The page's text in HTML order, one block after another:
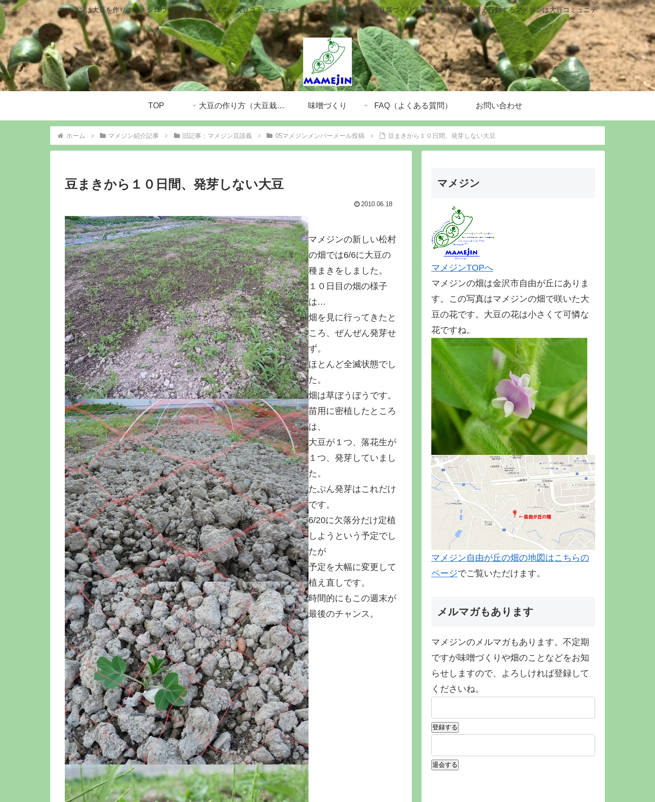
マメジンは大豆を作ります、シロウト農業を楽しみます、大豆コミュニティ＝マメジン。大豆栽培や味噌豆腐づくりで農業と食料問題を考え行動するマメジンは大豆コミュニテ
ィです。
TOP 大豆の作り方（大豆栽培） 味噌づくり FAQ（よくある質問） お問い合わせ
ホーム マメジン紹介記事 旧記事：マメジン豆談義 05マメジンメンバーメール投稿 豆まきから１０日間、発芽しない大豆
豆まきから１０日間、発芽しない大豆
2010.06.18
マメジンの新しい松村
の畑では6/6に大豆の
種まきをしました。
１０日目の畑の様子
は…
畑を見に行ってきたと
ころ、ぜんぜん発芽せ
ず。
ほとんど全滅状態でし
た。
畑は草ぼうぼうです。
苗用に密植したところ
は、
大豆が１つ、落花生が
１つ、発芽していまし
た。
たぶん発芽はこれだけ
です。
6/20に欠落分だけ定植
しようという予定でし
たが
予定を大幅に変更して
植え直しです。
時間的にもこの週末が
最後のチャンス。
マメジン
マメジンTOPへ
マメジンの畑は金沢市自由が丘にありま
す。この写真はマメジンの畑で咲いた大
豆の花です。大豆の花は小さくて可憐な
花ですね。
マメジン自由が丘の畑の地図はこちらの
ページでご覧いただけます。
メルマガもあります
マメジンのメルマガもあります。不定期
ですが味噌づくりや畑のことなどをお知
らせしますので、よろしければ登録して
くださいね。